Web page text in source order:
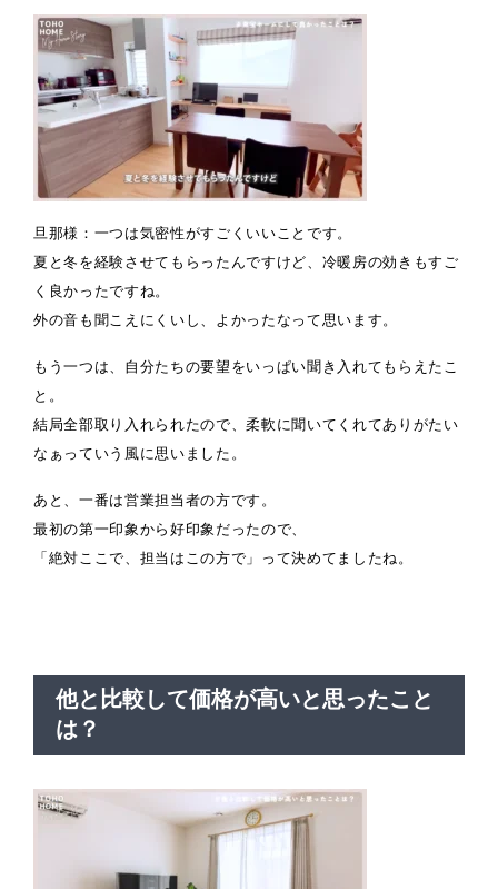
旦那様：一つは気密性がすごくいいことです。
夏と冬を経験させてもらったんですけど、冷暖房の効きもすご
く良かったですね。
外の音も聞こえにくいし、よかったなって思います。
もう一つは、自分たちの要望をいっぱい聞き入れてもらえたこ
と。
結局全部取り入れられたので、柔軟に聞いてくれてありがたい
なぁっていう風に思いました。
あと、一番は営業担当者の方です。
最初の第一印象から好印象だったので、
「絶対ここで、担当はこの方で」って決めてましたね。
他と比較して価格が高いと思ったこと
は？